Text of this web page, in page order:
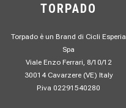
TORPADO
Torpado è un Brand di Cicli Esperia
Spa
Viale Enzo Ferrari, 8/10/12
30014 Cavarzere (VE) Italy
P.iva 02291540280